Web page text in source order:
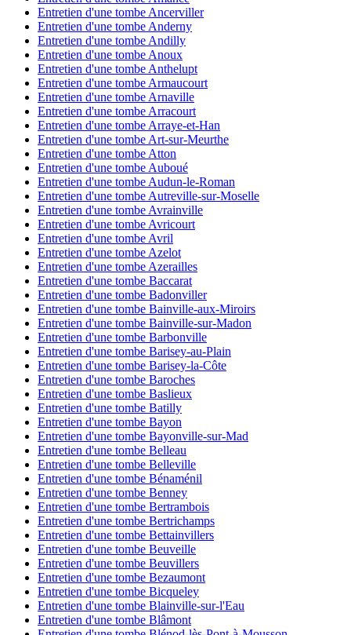
Entretien d'une tombe Ancerviller
Entretien d'une tombe Anderny
Entretien d'une tombe Andilly
Entretien d'une tombe Anoux
Entretien d'une tombe Anthelupt
Entretien d'une tombe Armaucourt
Entretien d'une tombe Arnaville
Entretien d'une tombe Arracourt
Entretien d'une tombe Arraye-et-Han
Entretien d'une tombe Art-sur-Meurthe
Entretien d'une tombe Atton
Entretien d'une tombe Auboué
Entretien d'une tombe Audun-le-Roman
Entretien d'une tombe Autreville-sur-Moselle
Entretien d'une tombe Avrainville
Entretien d'une tombe Avricourt
Entretien d'une tombe Avril
Entretien d'une tombe Azelot
Entretien d'une tombe Azerailles
Entretien d'une tombe Baccarat
Entretien d'une tombe Badonviller
Entretien d'une tombe Bainville-aux-Miroirs
Entretien d'une tombe Bainville-sur-Madon
Entretien d'une tombe Barbonville
Entretien d'une tombe Barisey-au-Plain
Entretien d'une tombe Barisey-la-Côte
Entretien d'une tombe Baroches
Entretien d'une tombe Baslieux
Entretien d'une tombe Batilly
Entretien d'une tombe Bayon
Entretien d'une tombe Bayonville-sur-Mad
Entretien d'une tombe Belleau
Entretien d'une tombe Belleville
Entretien d'une tombe Bénaménil
Entretien d'une tombe Benney
Entretien d'une tombe Bertrambois
Entretien d'une tombe Bertrichamps
Entretien d'une tombe Bettainvillers
Entretien d'une tombe Beuveille
Entretien d'une tombe Beuvillers
Entretien d'une tombe Bezaumont
Entretien d'une tombe Bicqueley
Entretien d'une tombe Blainville-sur-l'Eau
Entretien d'une tombe Blâmont